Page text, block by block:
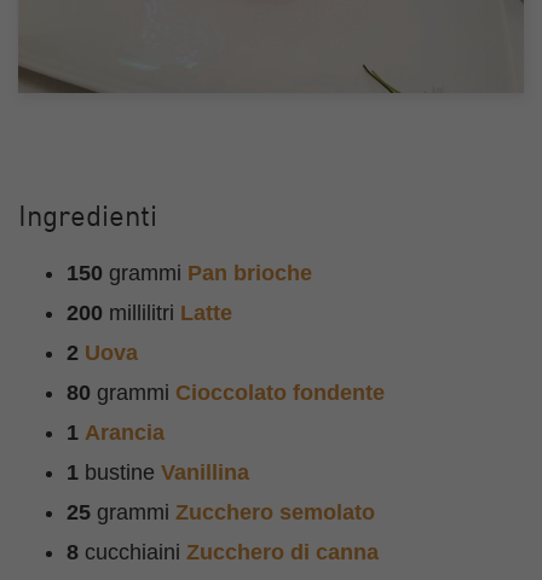
Ingredienti
150 grammi Pan brioche
200 millilitri Latte
2 Uova
80 grammi Cioccolato fondente
1 Arancia
1 bustine Vanillina
25 grammi Zucchero semolato
8 cucchiaini Zucchero di canna